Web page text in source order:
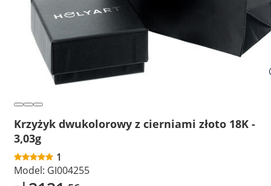
Krzyżyk dwukolorowy z cierniami złoto 18K -
3,03g
1
Model: GI004255